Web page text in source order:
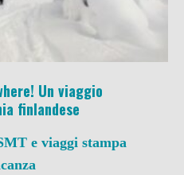
Un viaggio
finlandese
e viaggi stampa